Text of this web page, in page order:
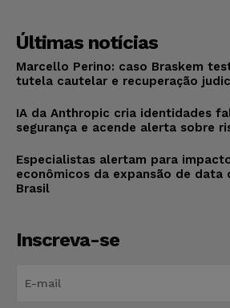
Últimas notícias
Marcello Perino: caso Braskem
tutela cautelar e recuperação
IA da Anthropic cria identidades
segurança e acende alerta sobre
Especialistas alertam para
econômicos da expansão de data
Brasil
Inscreva-se